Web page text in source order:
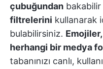
çubuğundan bakabilir
filtrelerini kullanarak
bulabilirsiniz.
herhangi bir medya
tabanınızı canlı,